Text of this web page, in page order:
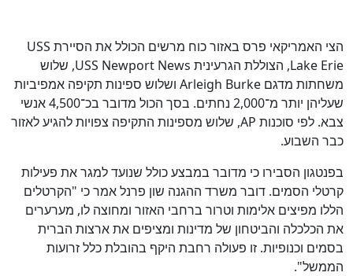
הצי האמריקאי פרס באזור כוח מרשים הכולל את הסיירת USS
Lake Erie, הצוללת הגרעינית USS Newport News, שלוש
משחתות מדגם Arleigh Burke ושלוש ספינות תקיפה אמפיביות
שעליהן יותר מ־2,000 נחתים. בסך הכול מדובר בכ־4,500 אנשי
צבא. לפי סוכנות AP, שלוש מספינות התקיפה צפויות להגיע לאזור
כבר השבוע.
בפנטגון הסבירו כי מדובר במבצע כולל שנועד למגר את פעילות
קרטלי הסמים. דובר משרד ההגנה שון פרנל אמר כי "הקרטלים
הללו מפיצים אלימות וטרור ברחבי האזור ומחוצה לו, מערערים
את הכלכלה והביטחון של מדינות ומציפים את ארצות הברית
בסמים וכנופיות. זו פעולה רחבת היקף בהובלת כלל זרועות
הממשל".